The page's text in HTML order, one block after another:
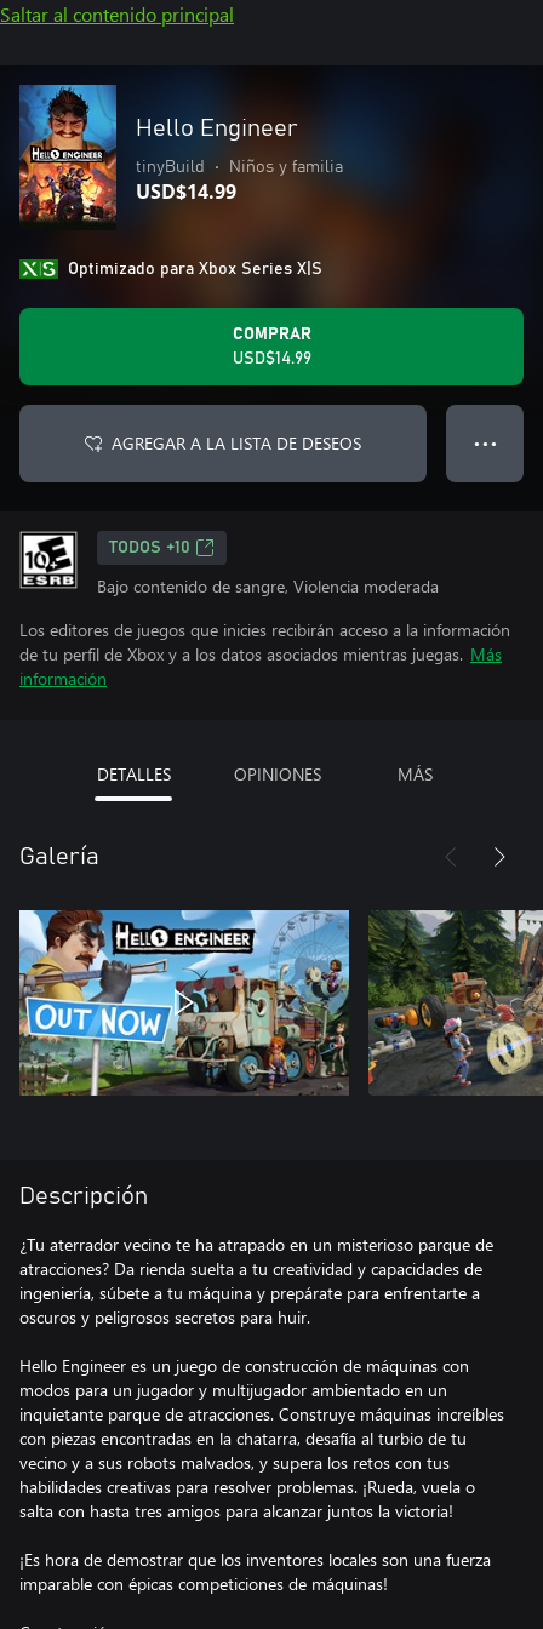
Saltar al contenido principal
Hello Engineer
tinyBuild • Niños y familia
USD$14.99
Optimizado para Xbox Series X|S
COMPRAR
USD$14.99
AGREGAR A LA LISTA DE DESEOS ● ● ●
TODOS +10
Bajo contenido de sangre, Violencia moderada
Los editores de juegos que inicies recibirán acceso a la información
de tu perfil de Xbox y a los datos asociados mientras juegas. Más
información
DETALLES OPINIONES MÁS
Galería
Descripción
¿Tu aterrador vecino te ha atrapado en un misterioso parque de
atracciones? Da rienda suelta a tu creatividad y capacidades de
ingeniería, súbete a tu máquina y prepárate para enfrentarte a
oscuros y peligrosos secretos para huir.
Hello Engineer es un juego de construcción de máquinas con
modos para un jugador y multijugador ambientado en un
inquietante parque de atracciones. Construye máquinas increíbles
con piezas encontradas en la chatarra, desafía al turbio de tu
vecino y a sus robots malvados, y supera los retos con tus
habilidades creativas para resolver problemas. ¡Rueda, vuela o
salta con hasta tres amigos para alcanzar juntos la victoria!
¡Es hora de demostrar que los inventores locales son una fuerza
imparable con épicas competiciones de máquinas!